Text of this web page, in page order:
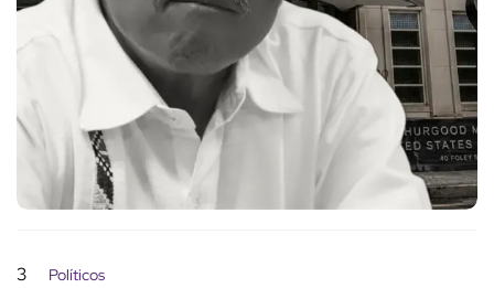
3 Políticos